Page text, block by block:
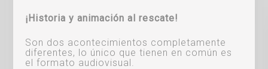
¡Historia y animación al rescate!
Son dos acontecimientos completamente
diferentes, lo único que tienen en común es
el formato audiovisual.